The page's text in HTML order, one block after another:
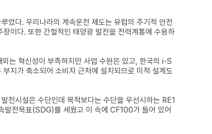
었다. 우리나라의 계속운전 제도는 유럽의 주기적 안전
이다. 또한 간헐적인 태양광 발전을 전력계통에 수용하
는 혁신성이 부족하지만 사업 수완은 있고, 한국의 i-S
지가 축소되어 소비자 근처에 설치되므로 미적 설계도
전시설은 수단인데 목적보다는 수단을 우선시하는 RE1
발전목표(SDG)를 세웠고 이 속에 CF100가 들어 있어